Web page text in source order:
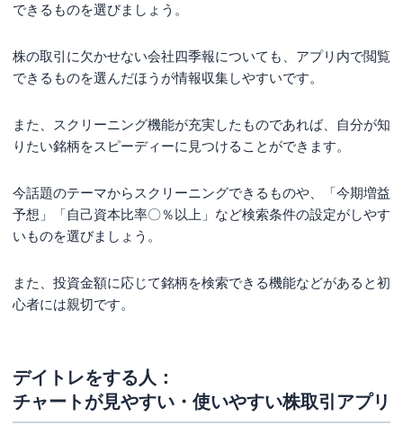
できるものを選びましょう。
株の取引に欠かせない会社四季報についても、アプリ内で閲覧
できるものを選んだほうが情報収集しやすいです。
また、スクリーニング機能が充実したものであれば、自分が知
りたい銘柄をスピーディーに見つけることができます。
今話題のテーマからスクリーニングできるものや、「今期増益
予想」「自己資本比率〇％以上」など検索条件の設定がしやす
いものを選びましょう。
また、投資金額に応じて銘柄を検索できる機能などがあると初
心者には親切です。
デイトレをする人：
チャートが見やすい・使いやすい株取引アプリ